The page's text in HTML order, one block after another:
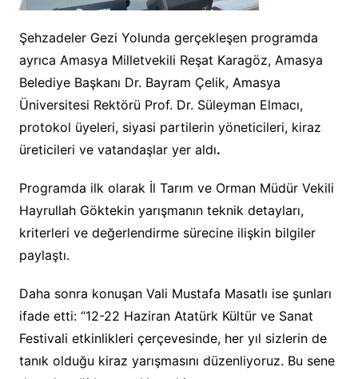
Şehzadeler Gezi Yolunda gerçekleşen programda
ayrıca Amasya Milletvekili Reşat Karagöz, Amasya
Belediye Başkanı Dr. Bayram Çelik, Amasya
Üniversitesi Rektörü Prof. Dr. Süleyman Elmacı,
protokol üyeleri, siyasi partilerin yöneticileri, kiraz
üreticileri ve vatandaşlar yer aldı.
Programda ilk olarak İl Tarım ve Orman Müdür Vekili
Hayrullah Göktekin yarışmanın teknik detayları,
kriterleri ve değerlendirme sürecine ilişkin bilgiler
paylaştı.
Daha sonra konuşan Vali Mustafa Masatlı ise şunları
ifade etti: “12-22 Haziran Atatürk Kültür ve Sanat
Festivali etkinlikleri çerçevesinde, her yıl sizlerin de
tanık olduğu kiraz yarışmasını düzenliyoruz. Bu sene